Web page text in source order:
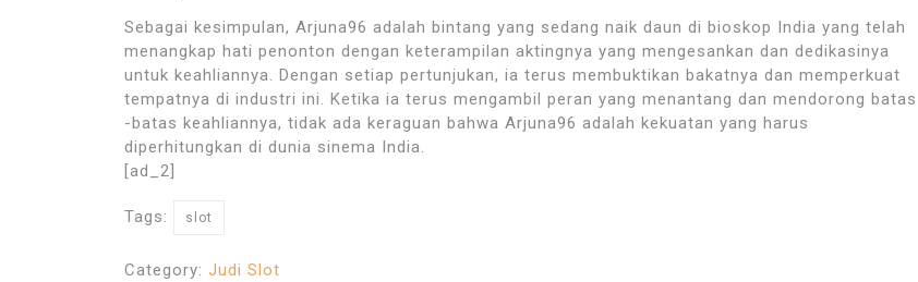
Sebagai kesimpulan, Arjuna96 adalah bintang yang sedang naik daun di bioskop India yang telah
menangkap hati penonton dengan keterampilan aktingnya yang mengesankan dan dedikasinya
untuk keahliannya. Dengan setiap pertunjukan, ia terus membuktikan bakatnya dan memperkuat
tempatnya di industri ini. Ketika ia terus mengambil peran yang menantang dan mendorong batas
-batas keahliannya, tidak ada keraguan bahwa Arjuna96 adalah kekuatan yang harus
diperhitungkan di dunia sinema India.
[ad_2]
Tags: slot
Category: Judi Slot